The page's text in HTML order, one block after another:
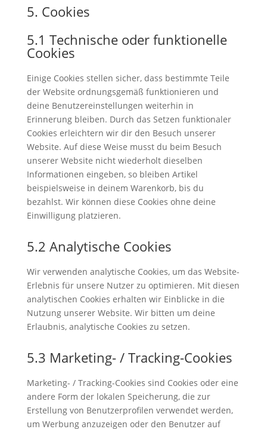
5. Cookies
5.1 Technische oder funktionelle
Cookies
Einige Cookies stellen sicher, dass bestimmte Teile
der Website ordnungsgemäß funktionieren und
deine Benutzereinstellungen weiterhin in
Erinnerung bleiben. Durch das Setzen funktionaler
Cookies erleichtern wir dir den Besuch unserer
Website. Auf diese Weise musst du beim Besuch
unserer Website nicht wiederholt dieselben
Informationen eingeben, so bleiben Artikel
beispielsweise in deinem Warenkorb, bis du
bezahlst. Wir können diese Cookies ohne deine
Einwilligung platzieren.
5.2 Analytische Cookies
Wir verwenden analytische Cookies, um das Website-
Erlebnis für unsere Nutzer zu optimieren. Mit diesen
analytischen Cookies erhalten wir Einblicke in die
Nutzung unserer Website. Wir bitten um deine
Erlaubnis, analytische Cookies zu setzen.
5.3 Marketing- / Tracking-Cookies
Marketing- / Tracking-Cookies sind Cookies oder eine
andere Form der lokalen Speicherung, die zur
Erstellung von Benutzerprofilen verwendet werden,
um Werbung anzuzeigen oder den Benutzer auf